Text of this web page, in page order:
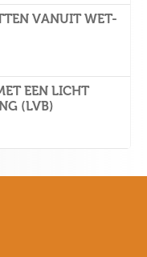
VANUIT WET-
EEN LICHT
(LVB)